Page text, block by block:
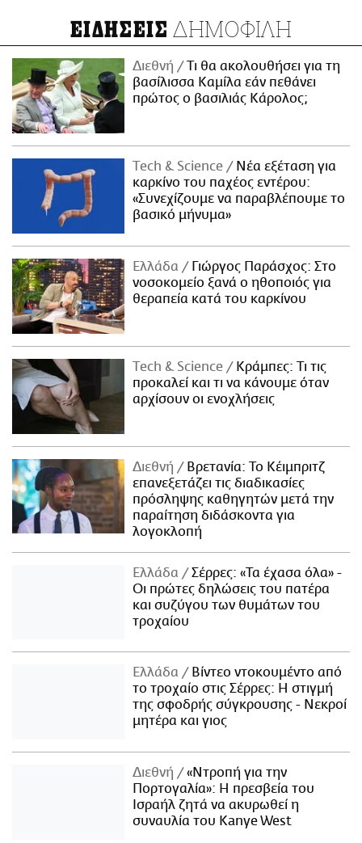
ΕΙΔΗΣΕΙΣ ΔΗΜΟΦΙΛΗ
Διεθνή
Τι θα ακολουθήσει για τη
βασίλισσα Καμίλα εάν πεθάνει
πρώτος ο βασιλιάς Κάρολος;
Τech & Science
Νέα εξέταση για
καρκίνο του παχέος εντέρου:
«Συνεχίζουμε να παραβλέπουμε το
βασικό μήνυμα»
Ελλάδα
Γιώργος Παράσχος: Στο
νοσοκομείο ξανά ο ηθοποιός για
θεραπεία κατά του καρκίνου
Τech & Science
Κράμπες: Τι τις
προκαλεί και τι να κάνουμε όταν
αρχίσουν οι ενοχλήσεις
Διεθνή
Βρετανία: Το Κέιμπριτζ
επανεξετάζει τις διαδικασίες
πρόσληψης καθηγητών μετά την
παραίτηση διδάσκοντα για
λογοκλοπή
Ελλάδα
Σέρρες: «Τα έχασα όλα» -
Οι πρώτες δηλώσεις του πατέρα
και συζύγου των θυμάτων του
τροχαίου
Ελλάδα
Βίντεο ντοκουμέντο από
το τροχαίο στις Σέρρες: Η στιγμή
της σφοδρής σύγκρουσης - Νεκροί
μητέρα και γιος
Διεθνή
«Ντροπή για την
Πορτογαλία»: Η πρεσβεία του
Ισραήλ ζητά να ακυρωθεί η
συναυλία του Kanye West